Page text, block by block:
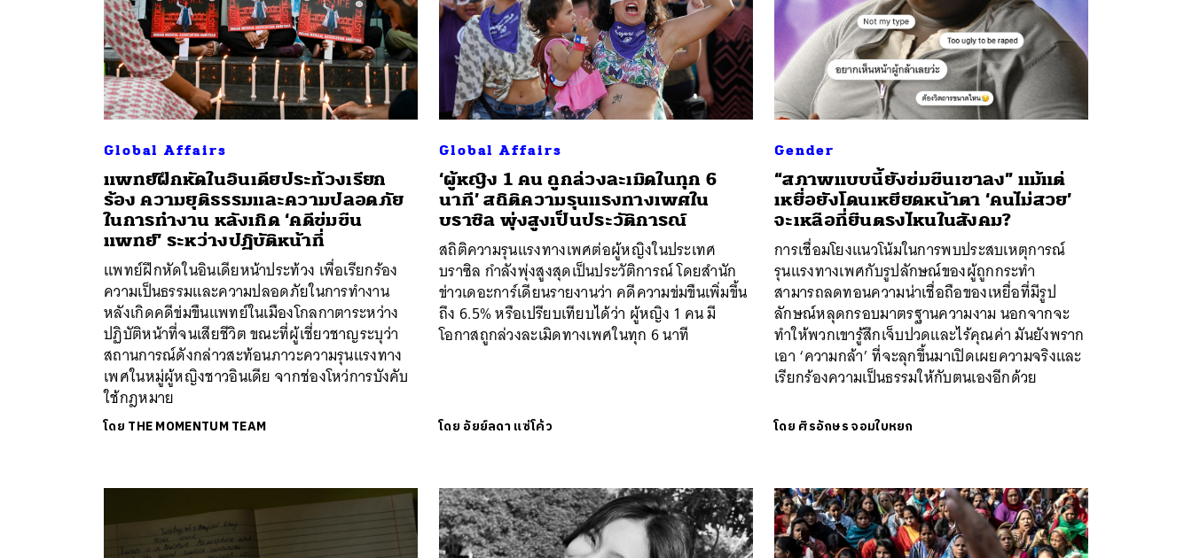
Global Affairs
แพทย์ฝึกหัดในอินเดียประท้วงเรียก
ร้อง ความยุติธรรมและความปลอดภัย
ในการทำงาน หลังเกิด ‘คดีข่มขืน
แพทย์’ ระหว่างปฏิบัติหน้าที่
แพทย์ฝึกหัดในอินเดียหน้าประท้วง เพื่อเรียกร้อง
ความเป็นธรรมและความปลอดภัยในการทำงาน
หลังเกิดคดีข่มขืนแพทย์ในเมืองโกลกาตาระหว่าง
ปฏิบัติหน้าที่จนเสียชีวิต ขณะที่ผู้เชี่ยวชาญระบุว่า
สถานการณ์ดังกล่าวสะท้อนภาวะความรุนแรงทาง
เพศในหมู่ผู้หญิงชาวอินเดีย จากช่องโหว่การบังคับ
ใช้กฎหมาย
โดย THE MOMENTUM TEAM
Global Affairs
‘ผู้หญิง 1 คน ถูกล่วงละเมิดในทุก 6
นาที’ สถิติความรุนแรงทางเพศใน
บราซิล พุ่งสูงเป็นประวัติการณ์
สถิติความรุนแรงทางเพศต่อผู้หญิงในประเทศ
บราซิล กำลังพุ่งสูงสุดเป็นประวัติการณ์ โดยสำนัก
ข่าวเดอะการ์เดียนรายงานว่า คดีความข่มขืนเพิ่มขึ้น
ถึง 6.5% หรือเปรียบเทียบได้ว่า ผู้หญิง 1 คน มี
โอกาสถูกล่วงละเมิดทางเพศในทุก 6 นาที
โดย อัยย์ลดา แซ่โค้ว
Gender
“สภาพแบบนี้ยังข่มขืนเขาลง” แม้แต่
เหยื่อยังโดนเหยียดหน้าตา ‘คนไม่สวย’
จะเหลือที่ยืนตรงไหนในสังคม?
การเชื่อมโยงแนวโน้มในการพบประสบเหตุการณ์
รุนแรงทางเพศกับรูปลักษณ์ของผู้ถูกกระทำ
สามารถลดทอนความน่าเชื่อถือของเหยื่อที่มีรูป
ลักษณ์หลุดกรอบมาตรฐานความงาม นอกจากจะ
ทำให้พวกเขารู้สึกเจ็บปวดและไร้คุณค่า มันยังพราก
เอา ‘ความกล้า’ ที่จะลุกขึ้นมาเปิดเผยความจริงและ
เรียกร้องความเป็นธรรมให้กับตนเองอีกด้วย
โดย ศิรอักษร จอมใบหยก